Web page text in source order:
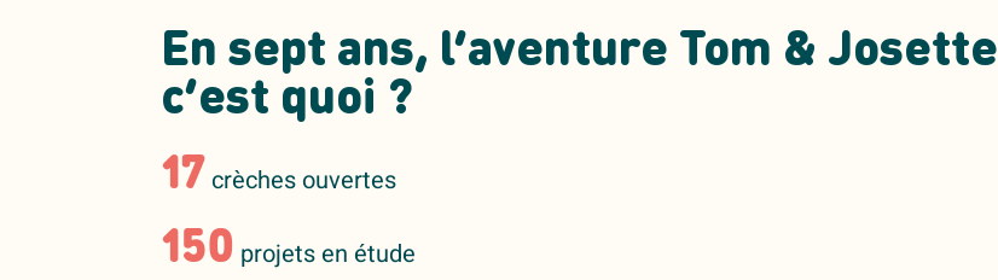
En sept ans, l’aventure Tom & Josette
c’est quoi ?
17 crèches ouvertes
150 projets en étude